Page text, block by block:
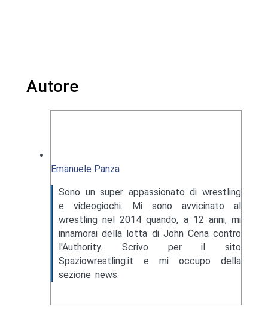
Autore
Emanuele Panza
Sono un super appassionato di wrestling
e videogiochi. Mi sono avvicinato al
wrestling nel 2014 quando, a 12 anni, mi
innamorai della lotta di John Cena contro
l'Authority. Scrivo per il sito
Spaziowrestling.it e mi occupo della
sezione news.